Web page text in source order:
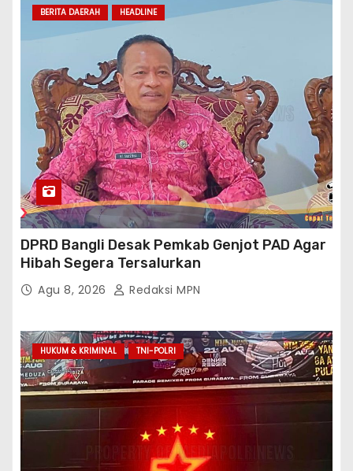
BERITA DAERAH HEADLINE
DPRD Bangli Desak Pemkab Genjot PAD Agar
Hibah Segera Tersalurkan
Agu 8, 2026 Redaksi MPN
HUKUM & KRIMINAL TNI-POLRI